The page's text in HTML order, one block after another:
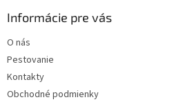
Informácie pre vás
O nás
Pestovanie
Kontakty
Obchodné podmienky